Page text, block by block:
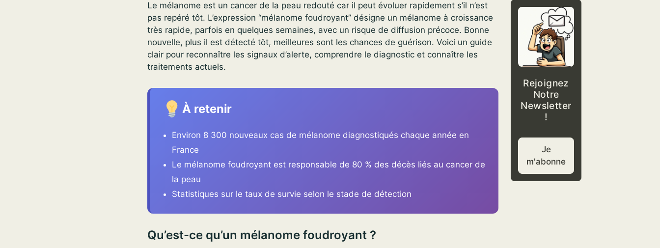
Le mélanome est un cancer de la peau redouté car il peut évoluer rapidement s’il n’est
pas repéré tôt. L’expression “mélanome foudroyant” désigne un mélanome à croissance
très rapide, parfois en quelques semaines, avec un risque de diffusion précoce. Bonne
nouvelle, plus il est détecté tôt, meilleures sont les chances de guérison. Voici un guide
clair pour reconnaître les signaux d’alerte, comprendre le diagnostic et connaître les
traitements actuels.
À retenir
Environ 8 300 nouveaux cas de mélanome diagnostiqués chaque année en
France
Le mélanome foudroyant est responsable de 80 % des décès liés au cancer de
la peau
Statistiques sur le taux de survie selon le stade de détection
Qu’est-ce qu’un mélanome foudroyant ?
Rejoignez
Notre
Newsletter
!
Je
m'abonne